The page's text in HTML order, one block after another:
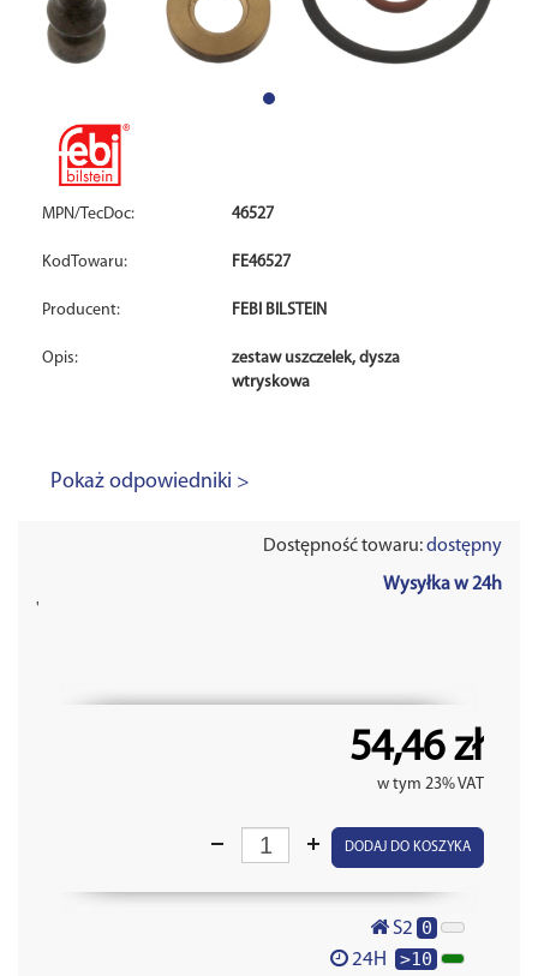
MPN/TecDoc: 46527
KodTowaru: FE46527
Producent: FEBI BILSTEIN
Opis:
zestaw uszczelek, dysza
wtryskowa
Pokaż odpowiedniki >
Dostępność towaru:dostępny
Wysyłka w 24h
'
54,46 zł
w tym 23% VAT
DODAJ DO KOSZYKA
S2 0
24H >10